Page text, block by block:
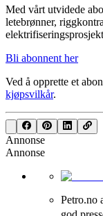
Med vårt utvidede
letebrønner,
Bli abonnent her
Ved å opprette et
kjøpsvilkår.
Annonse
Annonse
Petro.no